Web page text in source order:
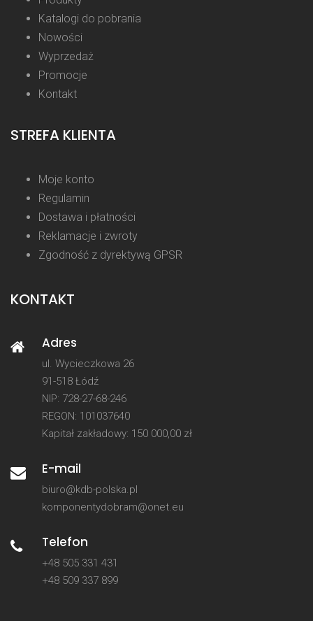
Katalogi do pobrania
Nowości
Wyprzedaż
Promocje
Kontakt
STREFA KLIENTA
Moje konto
Regulamin
Dostawa i płatności
Reklamacje i zwroty
Zgodność z dyrektywą GPSR
KONTAKT
Adres
ul. Wycieczkowa 26
91-518 Łódź
NIP: 728-27-68-246
REGON: 101037640
Kapitał zakładowy: 150 000,00 zł
E-mail
biuro@kdb-polska.pl
komponentydobram@onet.eu
Telefon
+48 505 331 431
+48 509 337 899